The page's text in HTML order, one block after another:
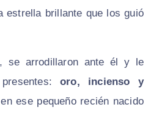
estrella brillante que los guió
se arrodillaron ante él y le
presentes:oro, incienso y
ese pequeño recién nacido